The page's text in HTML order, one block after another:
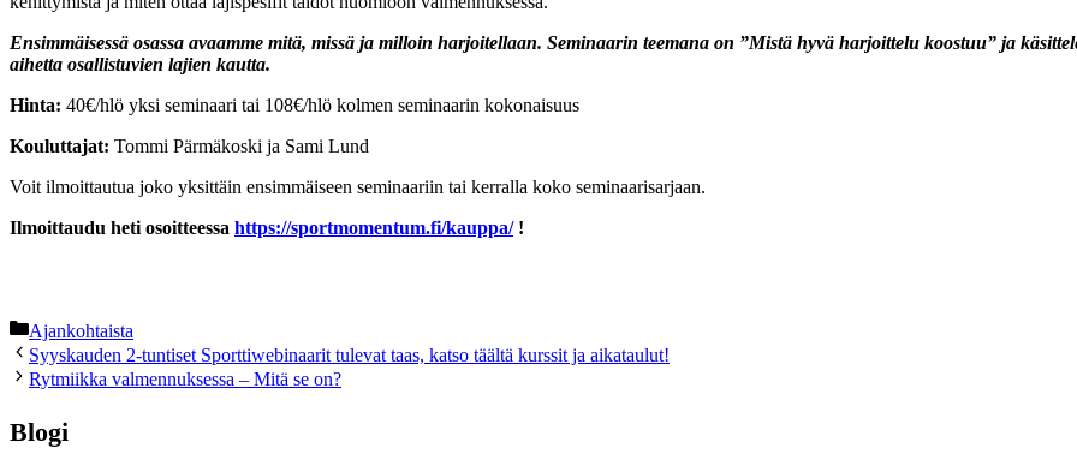
Ensimmäisessä osassa avaamme mitä, missä ja milloin harjoitellaan. Seminaarin teemana on ”Mistä hyvä harjoittelu koostuu” ja
aihetta osallistuvien lajien kautta.
Hinta: 40€/hlö yksi seminaari tai 108€/hlö kolmen seminaarin kokonaisuus
Kouluttajat: Tommi Pärmäkoski ja Sami Lund
Voit ilmoittautua joko yksittäin ensimmäiseen seminaariin tai kerralla koko seminaarisarjaan.
Ilmoittaudu heti osoitteessa https://sportmomentum.fi/kauppa/!
Kategoriat
Ajankohtaista
Syyskauden 2-tuntiset Sporttiwebinaarit tulevat taas, katso täältä kurssit ja aikataulut!
Rytmiikka valmennuksessa – Mitä se on?
Blogi